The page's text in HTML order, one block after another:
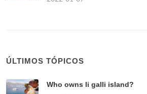
ÚLTIMOS TÓPICOS
Who owns li galli island?